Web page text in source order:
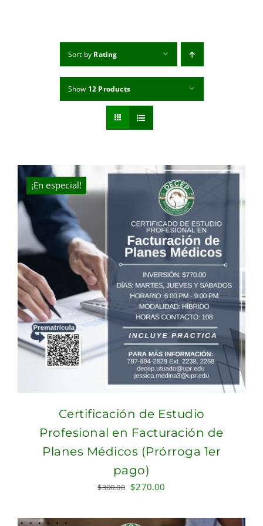
Sort by Rating
Show 12 Products
¡En especial!
Certificación de Estudio
Profesional en Facturación de
Planes Médicos (Prórroga 1er
pago)
$300.00 Original
was:
$270.00
is: